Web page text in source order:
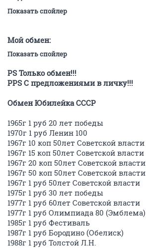
Показать спойлер
Мой обмен:
Показать спойлер
PS Только обмен!!!
РPS С предложениями в личку!!!
Обмен Юбилейка СССР
1965г 1 руб 20 лет победы
1970г 1 руб Ленин 100
1967г 10 коп 50лет Советской власти
1967г 15 коп 50лет Советской власти
1967г 20 коп 50лет Советской власти
1967г 50 коп 50лет Советской власти
1967г 1 руб 50лет Советской власти
1975г 1 руб 30 лет победы
1977г 1 руб 60лет Советской власти
1977г 1 руб Олимпиада 80 (Эмблема)
1985г 1 руб Фестиваль
1987г 1 руб Бородино (Обелиск)
1988г 1 руб Толстой Л.Н.